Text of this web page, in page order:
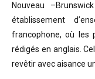
Nouveau
établissement
francophone, où les
rédigés en anglais.
revêtir avec aisance